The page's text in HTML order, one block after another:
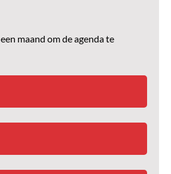
maand om de agenda te